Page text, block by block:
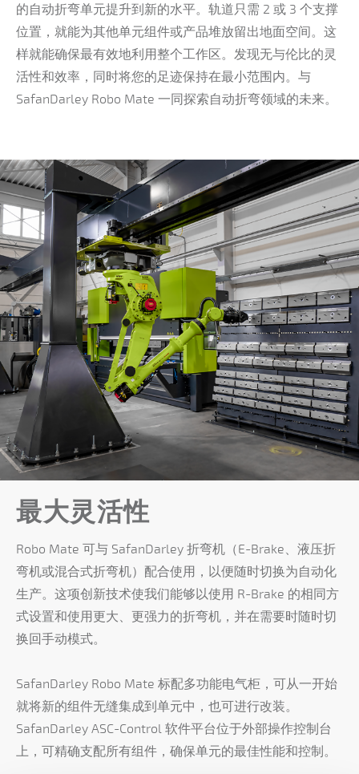
的自动折弯单元提升到新的水平。轨道只需 2 或 3 个支撑
位置，就能为其他单元组件或产品堆放留出地面空间。这
样就能确保最有效地利用整个工作区。发现无与伦比的灵
活性和效率，同时将您的足迹保持在最小范围内。与
SafanDarley Robo Mate 一同探索自动折弯领域的未来。
最大灵活性
Robo Mate 可与 SafanDarley 折弯机（E-Brake、液压折
弯机或混合式折弯机）配合使用，以便随时切换为自动化
生产。这项创新技术使我们能够以使用 R-Brake 的相同方
式设置和使用更大、更强力的折弯机，并在需要时随时切
换回手动模式。
SafanDarley Robo Mate 标配多功能电气柜，可从一开始
就将新的组件无缝集成到单元中，也可进行改装。
SafanDarley ASC-Control 软件平台位于外部操作控制台
上，可精确支配所有组件，确保单元的最佳性能和控制。